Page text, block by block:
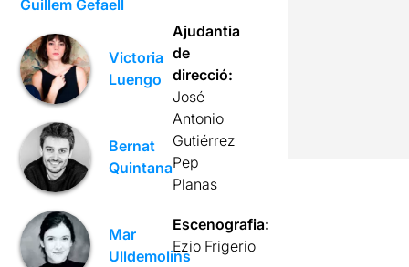
Guillem Gefaell
Victoria
Luengo
Bernat
Quintana
Mar
Ulldemolins
Ajudantia
de
direcció:
José
Antonio
Gutiérrez
Pep
Planas
Escenografia:
Ezio Frigerio